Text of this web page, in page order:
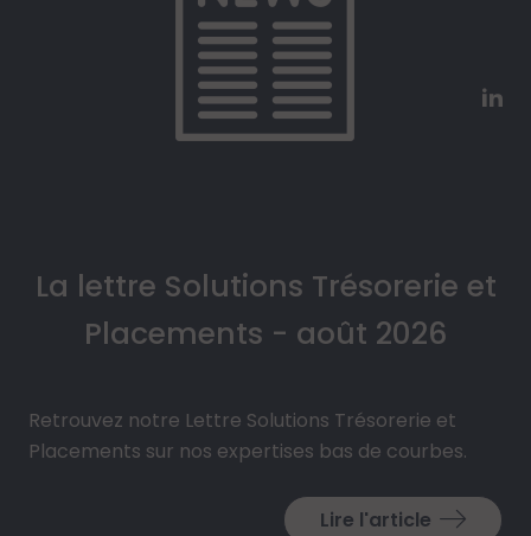
La lettre Solutions Trésorerie et
Placements - août 2026
Retrouvez notre Lettre Solutions Trésorerie et
Placements sur nos expertises bas de courbes.
Lire l'article